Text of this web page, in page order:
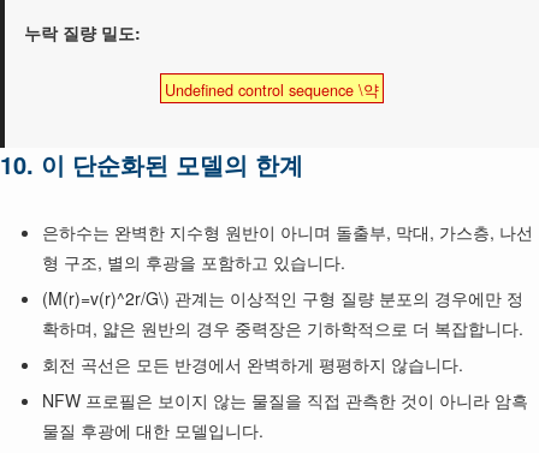
누락 질량 밀도:
Undefined control sequence \약
10. 이 단순화된 모델의 한계
은하수는 완벽한 지수형 원반이 아니며 돌출부, 막대, 가스층, 나선
형 구조, 별의 후광을 포함하고 있습니다.
(M(r)=v(r)^2r/G\) 관계는 이상적인 구형 질량 분포의 경우에만 정
확하며, 얇은 원반의 경우 중력장은 기하학적으로 더 복잡합니다.
회전 곡선은 모든 반경에서 완벽하게 평평하지 않습니다.
NFW 프로필은 보이지 않는 물질을 직접 관측한 것이 아니라 암흑
물질 후광에 대한 모델입니다.